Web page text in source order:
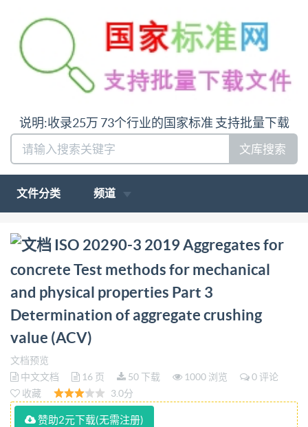
说明:收录25万 73个行业的国家标准 支持批量下载
文库搜索
文件分类 频道
问:哪里下载ISO 20290-3 2019 Aggregates for
concrete Test methods for mechanical and physical
properties Part 3 Determination of aggregate
crushing value (ACV)答:请联系微信:siduwenku
ISO 20290-3 2019 Aggregates for
concrete Test methods for mechanical
and physical properties Part 3
Determination of aggregate crushing
value (ACV)
文档预览
中文文档
16 页 50 下载 1000 浏览
0 评论
收藏
3.0分
赞助2元下载(无需注册)